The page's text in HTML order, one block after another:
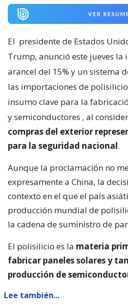
VER
El presidente de Estados
Trump, anunció este jueves la
arancel del 15% y un sistema
las importaciones de
insumo clave para la
y semiconductores , al
compras del exterior
para la seguridad nacional.
Aunque la proclamación no
expresamente a China, la
contexto en el que el país
producción mundial de
la cadena de suministro de
El polisilicio es la materia
fabricar paneles solares y
producción de
Lee también...